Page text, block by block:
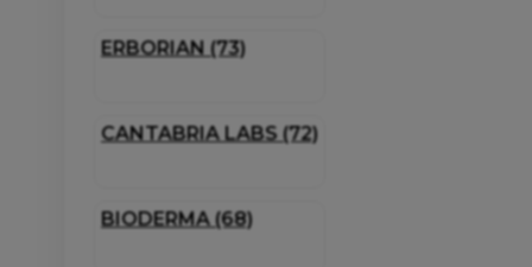
ERBORIAN (73)
CANTABRIA LABS (72)
BIODERMA (68)